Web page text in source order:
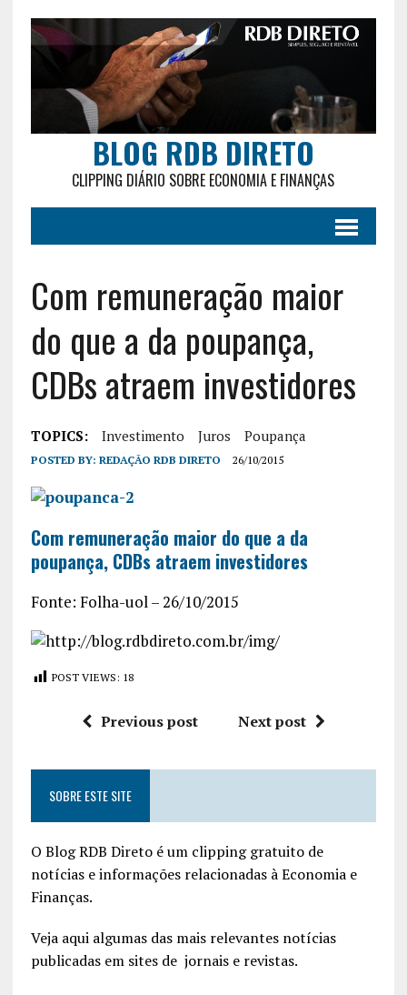
BLOG RDB DIRETO
CLIPPING DIÁRIO SOBRE ECONOMIA E FINANÇAS
Com remuneração maior
do que a da poupança,
CDBs atraem investidores
TOPICS: Investimento Juros Poupança
POSTED BY: REDAÇÃO RDB DIRETO 26/10/2015
Com remuneração maior do que a da
poupança, CDBs atraem investidores
Fonte: Folha-uol – 26/10/2015
POST VIEWS: 18
Previous post Next post
SOBRE ESTE SITE
O Blog RDB Direto é um clipping gratuito de
notícias e informações relacionadas à Economia e
Finanças.
Veja aqui algumas das mais relevantes notícias
publicadas em sites de jornais e revistas.